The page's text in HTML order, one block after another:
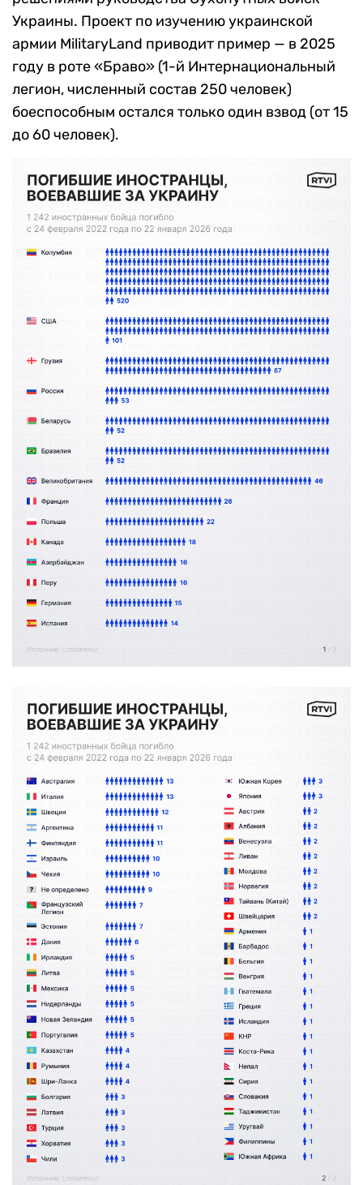
Украины. Проект по изучению украинской
армии MilitaryLand приводит пример — в 2025
году в роте «Браво» (1-й Интернациональный
легион, численный состав 250 человек)
боеспособным остался только один взвод (от 15
до 60 человек).